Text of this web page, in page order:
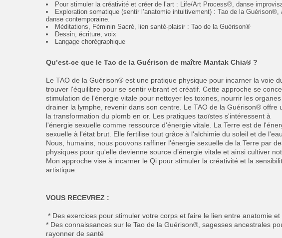
Pour stimuler la créativité et créer de l’art : Life/Art Process®, danse
Exploration somatique (sentir l’anatomie intuitivement) : Tao de la
danse contemporaine.
Méditations, Féminin Sacré, lien santé-plaisir : Tao de la Guérison®
Dessin, écriture, voix
Langage chorégraphique
Qu’est-ce que le Tao de la Guérison de maître Mantak Chia® ?
Le TAO de la Guérison® est une pratique physique pour incarner la voie
trouver l'équilibre pour se sentir vibrant et créatif. Cette approche se
stimulation de l'énergie vitale pour nettoyer les toxines, nourrir les organes
drainer la lymphe, revenir dans son centre. Le TAO de la Guérison® offre
la transformation du plomb en or. Les pratiques taoïstes s'intéressent à
l'énergie sexuelle comme ressource d'énergie vitale. La Terre est de
sexuelle à l'état brut. Elle fertilise tout grâce à l'alchimie du soleil et de
Nous, humains, nous pouvons raffiner l'énergie sexuelle de la Terre par
physiques pour qu'elle devienne source d’énergie vitale et ainsi cultiver
Mon approche vise à incarner le Qi pour stimuler la créativité et la
artistique. ​
VOUS RECEVREZ :
* Des exercices pour stimuler votre corps et faire le lien entre anatomie et
* Des connaissances sur le Tao de la Guérison®, sagesses ancestrales
rayonner de santé